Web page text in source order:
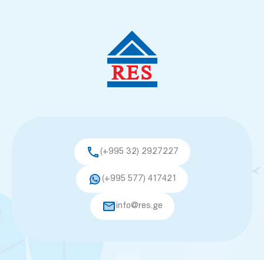
(+995 32) 2927227
(+995 577) 417421
info@res.ge